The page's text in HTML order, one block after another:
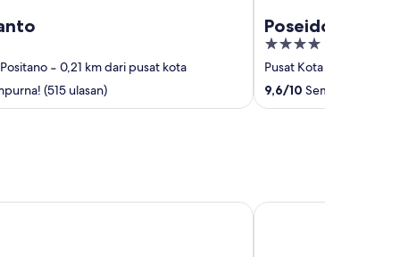
‐ 0,21 km dari pusat kota
(515 ulasan)
Poseidon Hotel
4
out
of
Pusat Kota Positano
9,6/10 Sempurna! (645
Amalfi